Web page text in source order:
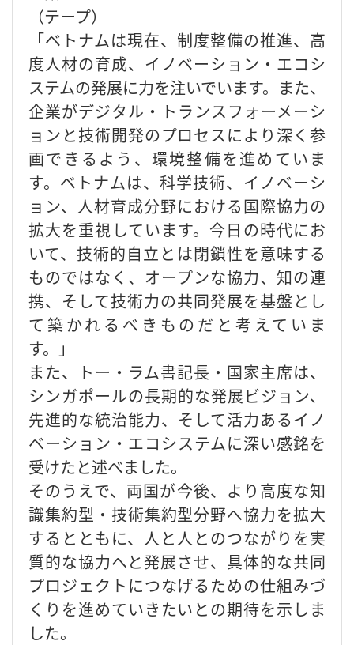
（テープ）
「ベトナムは現在、制度整備の推進、高
度人材の育成、イノベーション・エコシ
ステムの発展に力を注いでいます。また、
企業がデジタル・トランスフォーメーシ
ョンと技術開発のプロセスにより深く参
画できるよう、環境整備を進めていま
す。ベトナムは、科学技術、イノベーシ
ョン、人材育成分野における国際協力の
拡大を重視しています。今日の時代にお
いて、技術的自立とは閉鎖性を意味する
ものではなく、オープンな協力、知の連
携、そして技術力の共同発展を基盤とし
て築かれるべきものだと考えていま
す。」
また、トー・ラム書記長・国家主席は、
シンガポールの長期的な発展ビジョン、
先進的な統治能力、そして活力あるイノ
ベーション・エコシステムに深い感銘を
受けたと述べました。
そのうえで、両国が今後、より高度な知
識集約型・技術集約型分野へ協力を拡大
するとともに、人と人とのつながりを実
質的な協力へと発展させ、具体的な共同
プロジェクトにつなげるための仕組みづ
くりを進めていきたいとの期待を示しま
した。